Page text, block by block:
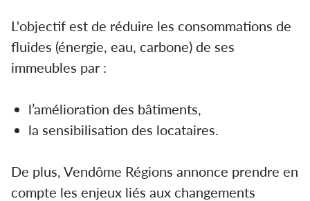
L'objectif est de réduire les consommations de
fluides (énergie, eau, carbone) de ses
immeubles par :
l’amélioration des bâtiments,
la sensibilisation des locataires.
De plus, Vendôme Régions annonce prendre en
compte les enjeux liés aux changements